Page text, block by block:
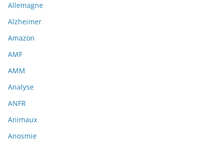
Allemagne
Alzheimer
Amazon
AMF
AMM
Analyse
ANFR
Animaux
Anosmie